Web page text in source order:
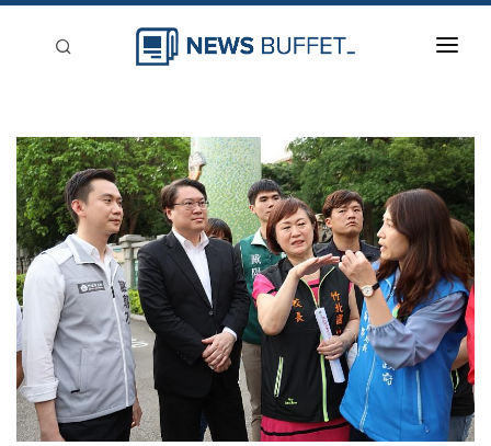
新聞稿分類
登入
刊登